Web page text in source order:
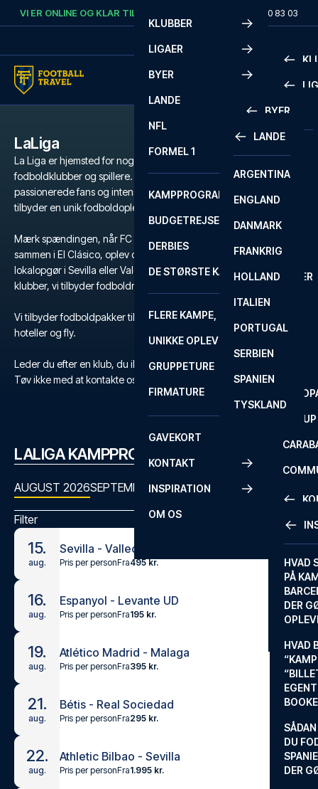
Skip to content
VI ER ONLINE OG KLAR TIL AT HJÆLPE DIG. +45 72 10 83 03
KLUBBER
LIGAER
SERIE A
FA CUP
BYER
BYER
LISSABON
LIVERPOOL
LONDON
MADRID
MANCHESTER
MILANO
ROM
SEVILLA
LANDE
LANDE
ARGENTINA
ENGLAND
DANMARK
FRANKRIG
HOLLAND
ITALIEN
PORTUGAL
SERBIEN
SPANIEN
TYSKLAND
NFL
FORMEL 1
KAMPPROGRAM
BUDGETREJSER
DERBIES
DE STØRSTE KAMPE
FLERE KAMPE, ÉN TUR
UNIKKE OPLEVELSER
GRUPPETURE
FIRMATURE
GAVEKORT
KONTAKT
FAQ
INSPIRATION
HVAD
PÅ
DER
HVAD
DU
DER
OM OS
LaLiga
La Liga er hjemsted for nogle af verdens mest ikoniske
fodboldklubber og spillere. Med sin tekniske finesse,
passionerede fans og intense rivaliseringer er La Liga en liga, der
tilbyder en unik fodboldoplevelse.
Mærk spændingen, når FC Barcelona og Real Madrid tørner
sammen i El Clásico, oplev den intense atmosfære på et
lokalopgør i Sevilla eller Valencia eller én af de mange andre
klubber, vi tilbyder fodboldrejser til.
Vi tilbyder fodboldpakker til La Liga med billetter, udvalgte
hoteller og fly.
Leder du efter en klub, du ikke kan finde?
Tøv ikke med at kontakte os
+45 72 10 83 03.
LALIGA KAMPPROGRAM
AUGUST 2026SEPTEMBER 2026OKTOBER 2026
Filter
15.
aug.
Sevilla - Vallecano
Pris per personFra495 kr.
16.
aug.
Espanyol - Levante UD
Pris per personFra195 kr.
19.
aug.
Atlético Madrid - Malaga
Pris per personFra395 kr.
21.
aug.
Bétis - Real Sociedad
Pris per personFra295 kr.
22.
aug.
Athletic Bilbao - Sevilla
Pris per personFra1.995 kr.